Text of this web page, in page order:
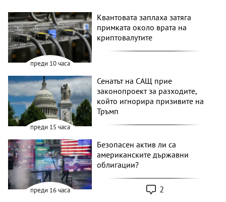
преди 10 часа
Квантовата заплаха затяга
примката около врата на
криптовалутите
преди 15 часа
Сенатът на САЩ прие
законопроект за разходите,
който игнорира призивите на
Тръмп
преди 16 часа
Безопасен актив ли са
американските държавни
облигации?
2